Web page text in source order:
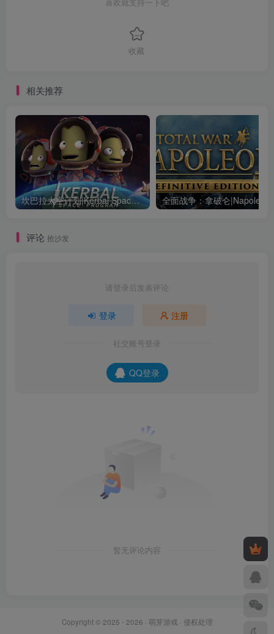
喜欢就支持一下吧
收藏
相关推荐
坎巴拉太空计划|Kerbal Space Program|1.12.5.3190|整合全DLC
评论 抢沙发
请登录后发表评论
登录 注册
社交账号登录
QQ登录
暂无评论内容
Copyright © 2025 - 2026 · 萌芽游戏 · 侵权处理